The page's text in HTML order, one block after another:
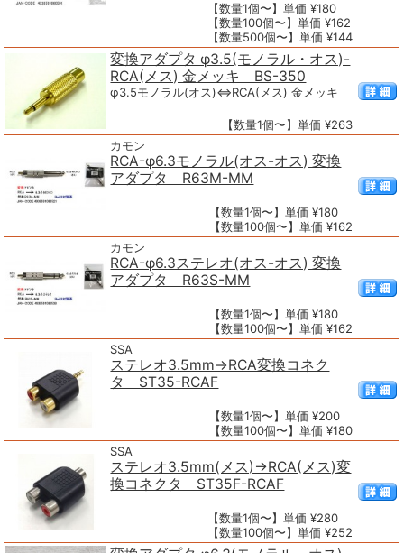
【数量1個〜】単価 ¥180
【数量100個〜】単価 ¥162
【数量500個〜】単価 ¥144
変換アダプタ φ3.5(モノラル・オス)-
RCA(メス) 金メッキ BS-350
φ3.5モノラル(オス)⇔RCA(メス) 金メッキ
【数量1個〜】単価 ¥263
カモン
RCA-φ6.3モノラル(オス-オス) 変換
アダプタ R63M-MM
【数量1個〜】単価 ¥180
【数量100個〜】単価 ¥162
カモン
RCA-φ6.3ステレオ(オス-オス) 変換
アダプタ R63S-MM
【数量1個〜】単価 ¥180
【数量100個〜】単価 ¥162
SSA
ステレオ3.5mm→RCA変換コネク
タ ST35-RCAF
【数量1個〜】単価 ¥200
【数量100個〜】単価 ¥180
SSA
ステレオ3.5mm(メス)→RCA(メス)変
換コネクタ ST35F-RCAF
【数量1個〜】単価 ¥280
【数量100個〜】単価 ¥252